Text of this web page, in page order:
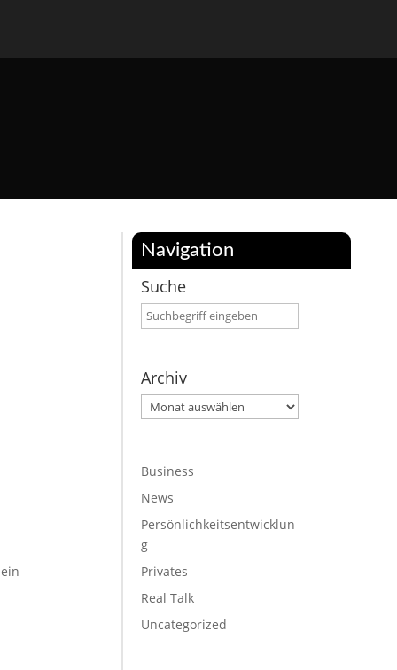
Navigation
Suche
Archiv
Archiv
Business
News
Persönlichkeitsentwicklun
g
Privates
Real Talk
Uncategorized